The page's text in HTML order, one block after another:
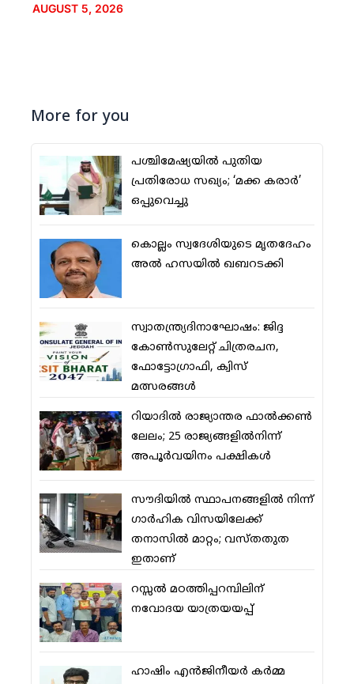
AUGUST 5, 2026
More for you
പശ്ചിമേഷ്യയില്‍ പുതിയ
പ്രതിരോധ സഖ്യം; ‘മക്ക കരാര്‍’
ഒപ്പുവെച്ചു
കൊല്ലം സ്വദേശിയുടെ മൃതദേഹം
അല്‍ ഹസയില്‍ ഖബറടക്കി
സ്വാതന്ത്ര്യദിനാഘോഷം: ജിദ്ദ
കോണ്‍സുലേറ്റ് ചിത്രരചന,
ഫോട്ടോഗ്രാഫി, ക്വിസ്
മത്സരങ്ങള്‍
റിയാദില്‍ രാജ്യാന്തര ഫാല്‍ക്കണ്‍
ലേലം; 25 രാജ്യങ്ങളില്‍നിന്ന്
അപൂര്‍വയിനം പക്ഷികള്‍
സൗദിയില്‍ സ്ഥാപനങ്ങളില്‍ നിന്ന്
ഗാര്‍ഹിക വിസയിലേക്ക്
തനാസില്‍ മാറ്റം; വസ്തതുത
ഇതാണ്
റസ്സല്‍ മഠത്തിപ്പറമ്പിലിന്
നവോദയ യാത്രയയപ്പ്
ഹാഷിം എന്‍ജിനീയര്‍ കര്‍മ്മ